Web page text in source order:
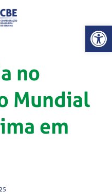
Abrir
no
Mundial
em